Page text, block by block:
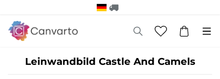
Leinwandbild Castle And Camels